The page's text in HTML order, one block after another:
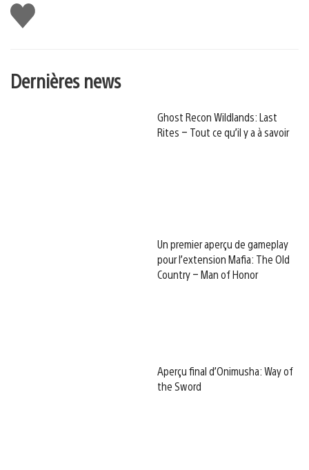
J'aime
Dernières news
Ghost Recon Wildlands: Last
Rites – Tout ce qu’il y a à savoir
Un premier aperçu de gameplay
pour l’extension Mafia: The Old
Country – Man of Honor
Aperçu final d’Onimusha: Way of
the Sword